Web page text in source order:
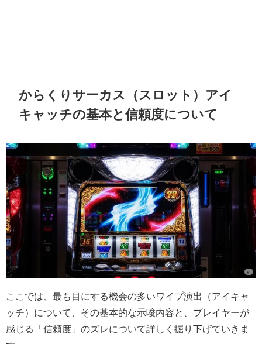
からくりサーカス（スロット）アイ
キャッチの基本と信頼度について
ここでは、最も目にする機会の多いワイプ演出（アイキャ
ッチ）について、その基本的な示唆内容と、プレイヤーが
感じる「信頼度」のズレについて詳しく掘り下げていきま